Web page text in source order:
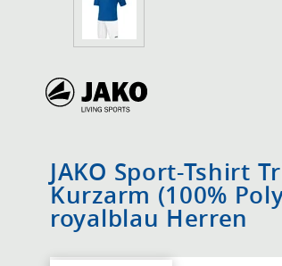
JAKO Sport-Tshirt
Kurzarm (100%
royalblau Herren